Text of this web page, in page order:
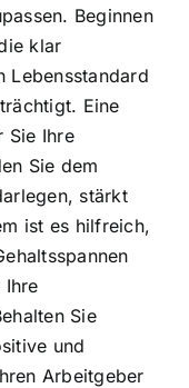
Beginnen
klar
Lebensstandard
Eine
Sie Ihre
Sie dem
stärkt
ist es hilfreich,
Ihre
Sie
und
Arbeitgeber